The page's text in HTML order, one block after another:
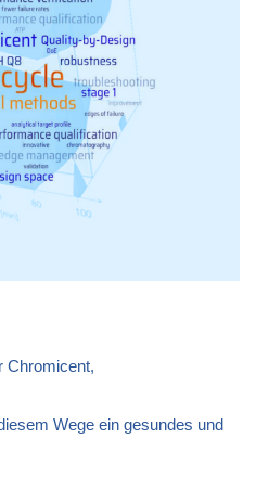
Chromicent,
Wege ein gesundes und